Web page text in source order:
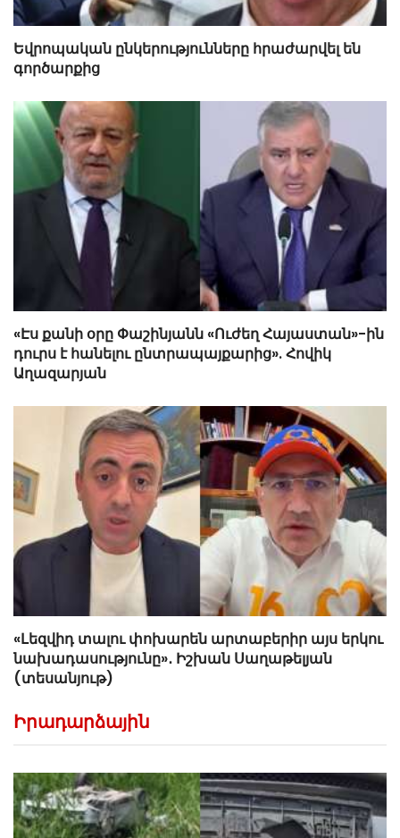
Եվրոպական ընկերությունները հրաժարվել են
գործարքից
«Էս քանի օրը Փաշինյանն «Ուժեղ Հայաստան»-ին
դուրս է հանելու ընտրապայքարից». Հովիկ
Աղազարյան
«Լեզվիդ տալու փոխարեն արտաբերիր այս երկու
նախադասությունը»․ Իշխան Սաղաթելյան
(տեսանյութ)
Իրադարձային